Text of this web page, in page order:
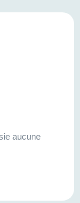
aucune